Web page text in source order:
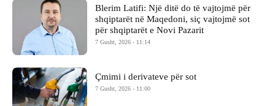
Blerim Latifi: Një ditë do të vajtojmë për
shqiptarët në Maqedoni, siç vajtojmë sot
për shqiptarët e Novi Pazarit
7 Gusht, 2026 - 11:14
Çmimi i derivateve për sot
7 Gusht, 2026 - 11:00